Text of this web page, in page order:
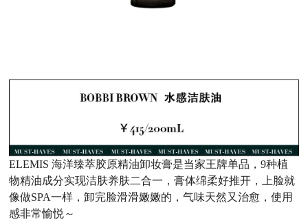
ELEMIS 海洋臻萃胶原精油卸妆膏是当家王牌单品，9种植
物精油成分实现洁肤养肤二合一，膏体绵柔好推开，上脸就
像做SPA一样，卸完脸滑滑嫩嫩的，气味天然又治愈，使用
感非常愉悦～